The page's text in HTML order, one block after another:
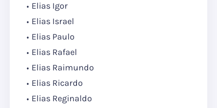
Elias Igor
Elias Israel
Elias Paulo
Elias Rafael
Elias Raimundo
Elias Ricardo
Elias Reginaldo